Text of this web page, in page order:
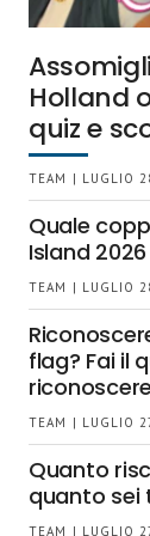
Holland
quiz e
TEAM | LUGLIO
Quale
Island
TEAM | LUGLIO
flag? Fai il
TEAM | LUGLIO
Quanto
quanto sei
TEAM | LUGLIO